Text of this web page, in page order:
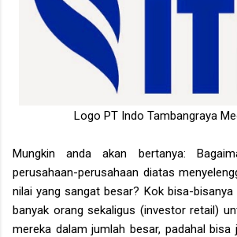
Logo PT Indo Tambangraya
Mungkin anda akan bertanya:
perusahaan-perusahaan diatas
nilai yang sangat besar? Kok bisa-bisanya
banyak orang sekaligus (investor retail)
mereka dalam jumlah besar, padahal